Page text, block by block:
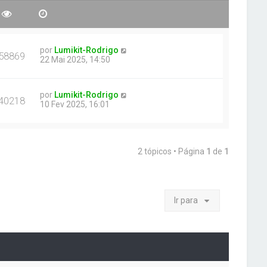
por Lumikit-Rodrigo
22 Mai 2025, 14:50
por Lumikit-Rodrigo
10 Fev 2025, 16:01
2 tópicos • Página 1 de 1
Ir para